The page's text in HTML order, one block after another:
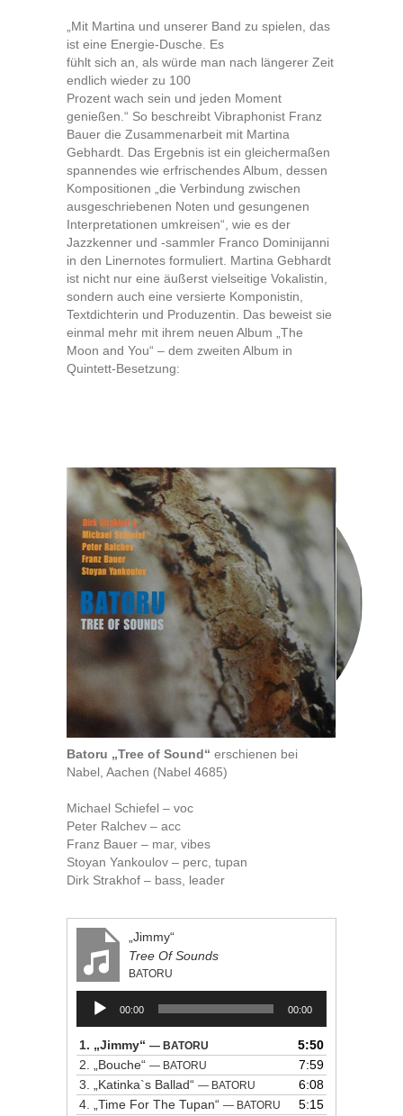
„Mit Martina und unserer Band zu spielen, das
ist eine Energie-Dusche. Es
fühlt sich an, als würde man nach längerer Zeit
endlich wieder zu 100
Prozent wach sein und jeden Moment
genießen.“ So beschreibt Vibraphonist Franz
Bauer die Zusammenarbeit mit Martina
Gebhardt. Das Ergebnis ist ein gleichermaßen
spannendes wie erfrischendes Album, dessen
Kompositionen „die Verbindung zwischen
ausgeschriebenen Noten und gesungenen
Interpretationen umkreisen“, wie es der
Jazzkenner und -sammler Franco Dominijanni
in den Linernotes formuliert. Martina Gebhardt
ist nicht nur eine äußerst vielseitige Vokalistin,
sondern auch eine versierte Komponistin,
Textdichterin und Produzentin. Das beweist sie
einmal mehr mit ihrem neuen Album „The
Moon and You“ – dem zweiten Album in
Quintett-Besetzung:
Batoru „Tree of Sound“ erschienen bei
Nabel, Aachen (Nabel 4685)
Michael Schiefel – voc
Peter Ralchev – acc
Franz Bauer – mar, vibes
Stoyan Yankoulov – perc, tupan
Dirk Strakhof – bass, leader
„Jimmy“
Tree Of Sounds
BATORU
Audio-
Player
00:00 00:00
1. „Jimmy“ — BATORU
5:50
2.
„Bouche“ — BATORU
7:59
3.
„Katinka`s Ballad“ — BATORU
6:08
4.
„Time For The Tupan“ — BATORU
5:15